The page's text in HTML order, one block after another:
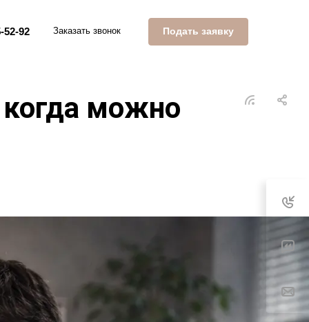
52-92 Заказать звонок Подать заявку
можно